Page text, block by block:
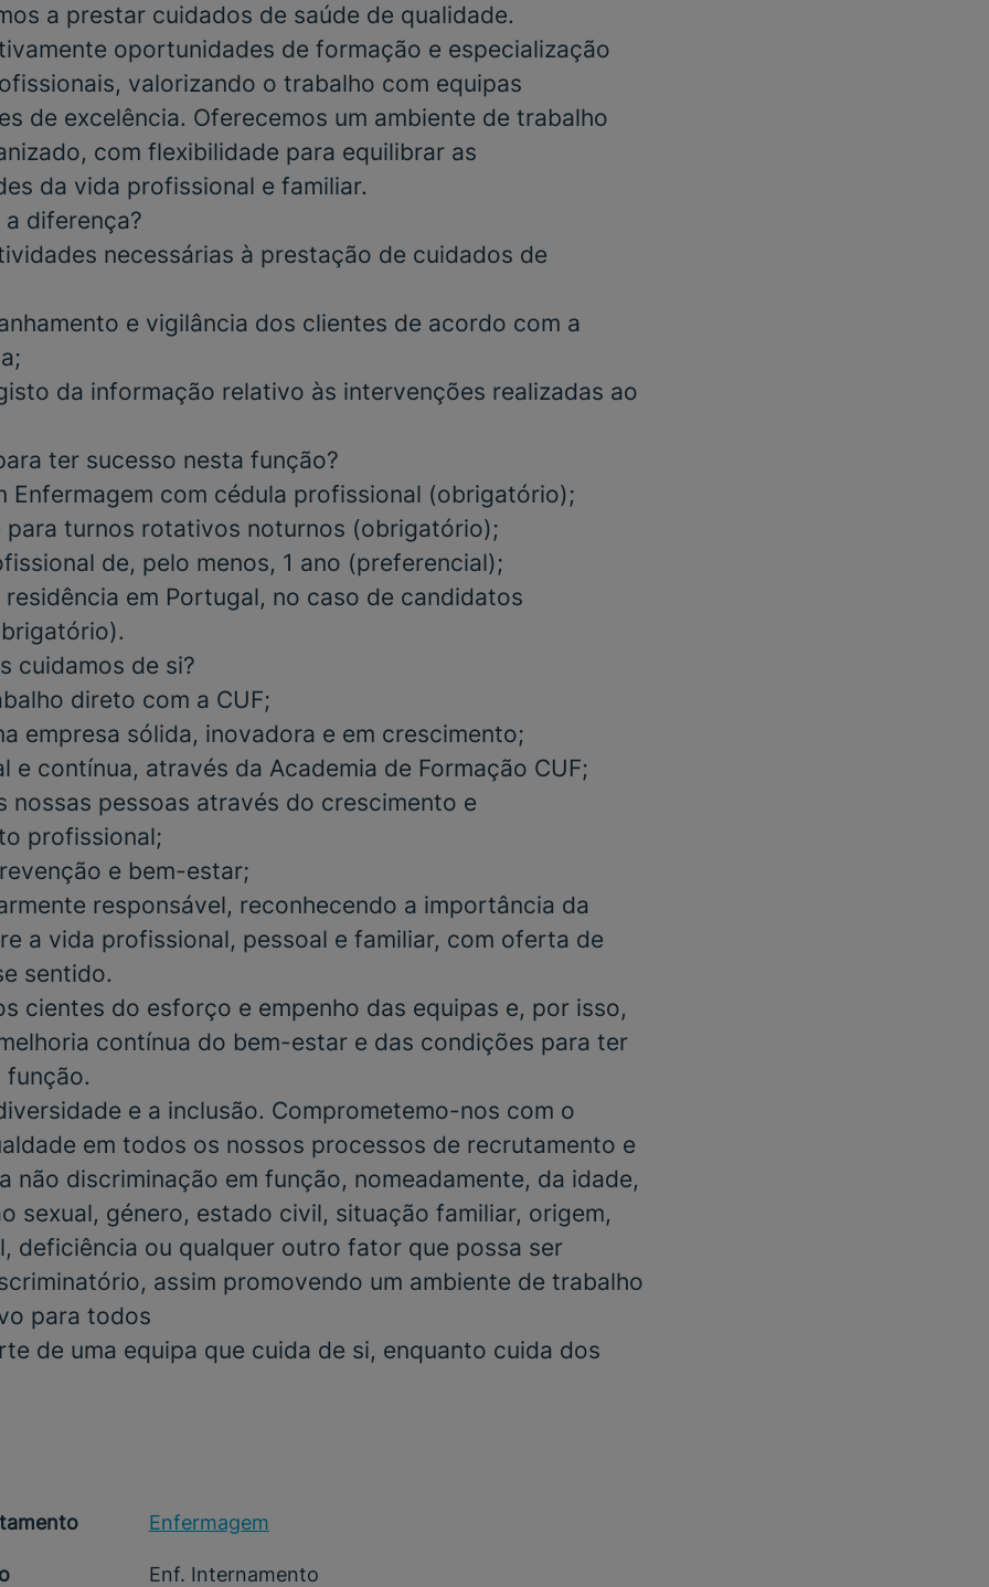
a prestar cuidados de saúde de qualidade.
oportunidades de formação e especialização
valorizando o trabalho com equipas
de excelência. Oferecemos um ambiente de trabalho
com flexibilidade para equilibrar as
da vida profissional e familiar.
diferença?
necessárias à prestação de cuidados de
e vigilância dos clientes de acordo com a
da informação relativo às intervenções realizadas ao
ter sucesso nesta função?
Enfermagem com cédula profissional (obrigatório);
para turnos rotativos noturnos (obrigatório);
de, pelo menos, 1 ano (preferencial);
em Portugal, no caso de candidatos
.
cuidamos de si?
direto com a CUF;
empresa sólida, inovadora e em crescimento;
e contínua, através da Academia de Formação CUF;
nossas pessoas através do crescimento e
profissional;
e bem-estar;
responsável, reconhecendo a importância da
a vida profissional, pessoal e familiar, com oferta de
sentido.
cientes do esforço e empenho das equipas e, por isso,
contínua do bem-estar e das condições para ter
função.
e a inclusão. Comprometemo-nos com o
em todos os nossos processos de recrutamento e
não discriminação em função, nomeadamente, da idade,
sexual, género, estado civil, situação familiar, origem,
deficiência ou qualquer outro fator que possa ser
assim promovendo um ambiente de trabalho
para todos
de uma equipa que cuida de si, enquanto cuida dos
Enfermagem
Enf. Internamento